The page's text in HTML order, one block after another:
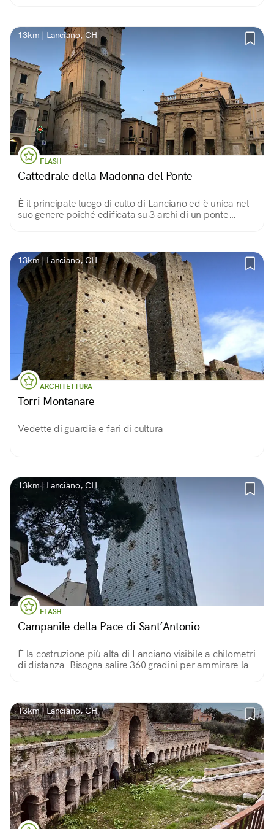
13km | Lanciano, CH
FLASH
Cattedrale della Madonna del Ponte
È il principale luogo di culto di Lanciano ed è unica nel
suo genere poiché edificata su 3 archi di un ponte
13km | Lanciano, CH
ARCHITETTURA
Torri Montanare
Vedette di guardia e fari di cultura
13km | Lanciano, CH
FLASH
Campanile della Pace di Sant’Antonio
È la costruzione più alta di Lanciano visibile a chilometri
di distanza. Bisogna salire 360 gradini per ammirare la
13km | Lanciano, CH